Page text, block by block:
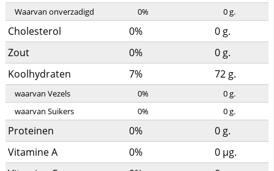
Waarvan onverzadigd
0% 0g.
Cholesterol 0% 0 g.
Zout
0% 0 g.
Koolhydraten
7% 72 g.
waarvan Vezels 0% 0g.
waarvan Suikers
0% 0g.
Proteinen 0% 0 g.
Vitamine A
0% 0 µg.